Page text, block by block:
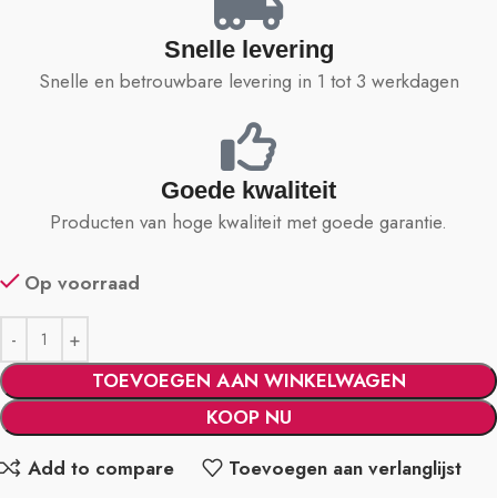
Snelle levering
Snelle en betrouwbare levering in 1 tot 3 werkdagen
Goede kwaliteit
Producten van hoge kwaliteit met goede garantie.
Op voorraad
TOEVOEGEN AAN WINKELWAGEN
KOOP NU
Add to compare
Toevoegen aan verlanglijst